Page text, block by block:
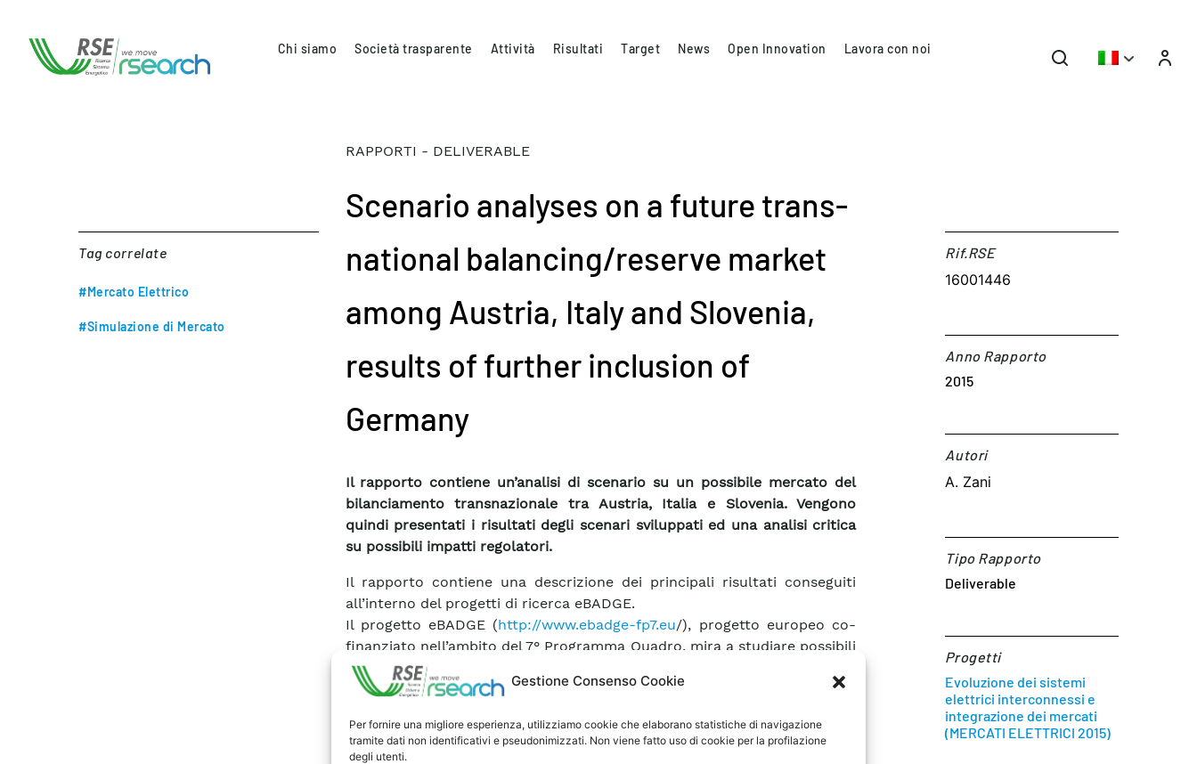
Gestione Consenso Cookie
Per fornire una migliore esperienza, utilizziamo cookie che elaborano statistiche di navigazione
tramite dati non identificativi e pseudonimizzati. Non viene fatto uso di cookie per la profilazione
degli utenti.
Chi siamo Società trasparente Attività Risultati Target News Open Innovation Lavora con noi
Tag correlate
#Mercato Elettrico
#Simulazione di Mercato
RAPPORTI - DELIVERABLE
Scenario analyses on a future trans-
national balancing/reserve market
among Austria, Italy and Slovenia,
results of further inclusion of
Germany
Il rapporto contiene un’analisi di scenario su un possibile mercato del
bilanciamento transnazionale tra Austria, Italia e Slovenia. Vengono
quindi presentati i risultati degli scenari sviluppati ed una analisi critica
su possibili impatti regolatori.
Il rapporto contiene una descrizione dei principali risultati conseguiti
all’interno del progetti di ricerca eBADGE.
Il progetto eBADGE (http://www.ebadge-fp7.eu/), progetto europeo co-
finanziato nell’ambito del 7° Programma Quadro, mira a studiare possibili
meccanismi implementativi di un mercato del bilanciamento pan-
Europeo che sia anche in grado di integrare il ruolo dei cosiddetti
virtual
trasmissione trans-nazionale.
Nel corso del 2015, il tool di simulazione del mercato del bilanciamento è
Rif.RSE​
16001446
Anno Rapporto
2015
Autori​
A. Zani
Tipo Rapporto
Deliverable
Progetti
Evoluzione dei sistemi
elettrici interconnessi e
integrazione dei mercati
(MERCATI ELETTRICI 2015)